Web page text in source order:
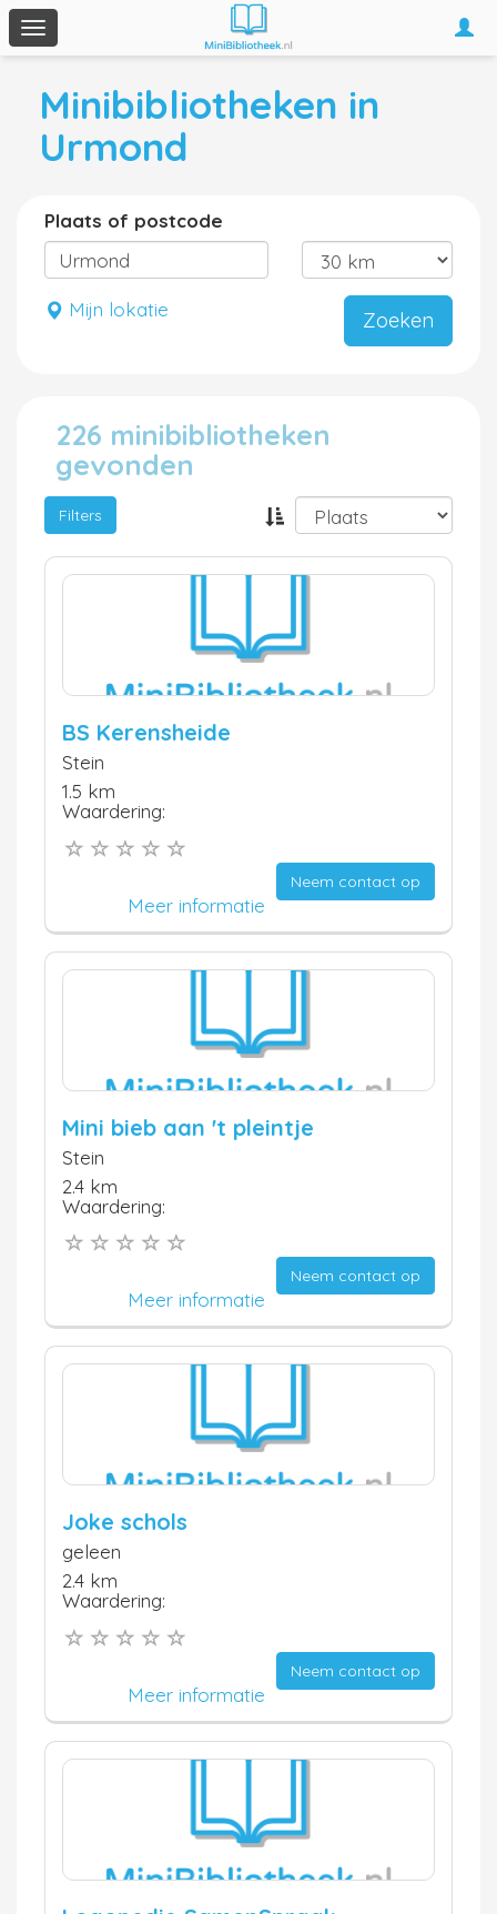
Toggle
navigation
Minibibliotheken in
Urmond
Plaats of postcode
Mijn lokatie Zoeken
226 minibibliotheken
gevonden
Filters
BS Kerensheide
Stein
1.5 km
Waardering:
Neem contact op
Meer informatie
Mini bieb aan 't pleintje
Stein
2.4 km
Waardering:
Neem contact op
Meer informatie
Joke schols
geleen
2.4 km
Waardering:
Neem contact op
Meer informatie